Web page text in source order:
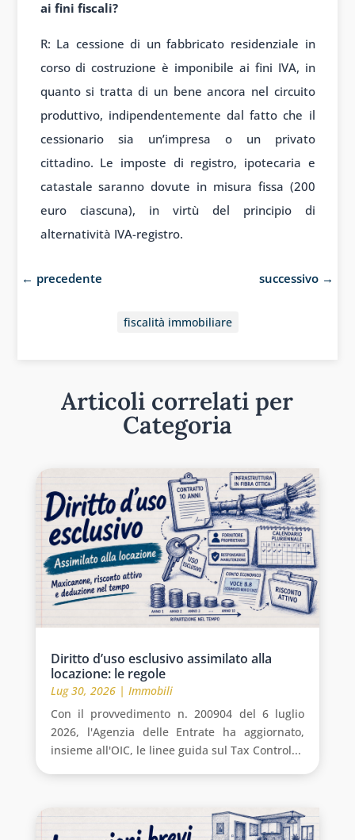
ai fini fiscali?
R: La cessione di un fabbricato residenziale in
corso di costruzione è imponibile ai fini IVA, in
quanto si tratta di un bene ancora nel circuito
produttivo, indipendentemente dal fatto che il
cessionario sia un’impresa o un privato
cittadino. Le imposte di registro, ipotecaria e
catastale saranno dovute in misura fissa (200
euro ciascuna), in virtù del principio di
alternatività IVA-registro.
← precedente successivo →
fiscalità immobiliare
Articoli correlati per
Categoria
Diritto d’uso esclusivo assimilato alla
locazione: le regole
Lug 30, 2026| Immobili
Con il provvedimento n. 200904 del 6 luglio
2026, l'Agenzia delle Entrate ha aggiornato,
insieme all'OIC, le linee guida sul Tax Control...